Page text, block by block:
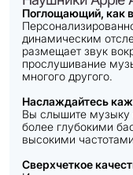
Поглощающий, как в
динамическим
размещает звук
прослушивание
многого другого.
Наслаждайтесь
Вы слышите музыку
более глубокими
высокими
Сверхчеткое